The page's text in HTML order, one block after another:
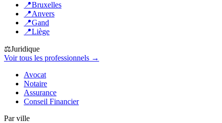
📍Bruxelles
📍Anvers
📍Gand
📍Liège
⚖️Juridique
Voir tous les professionnels →
Avocat
Notaire
Assurance
Conseil Financier
Par ville